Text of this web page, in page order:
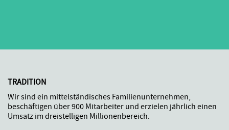
TRADITION
Wir sind ein mittelständisches Familienunternehmen,
beschäftigen über 900 Mitarbeiter und erzielen jährlich einen
Umsatz im dreistelligen Millionenbereich.